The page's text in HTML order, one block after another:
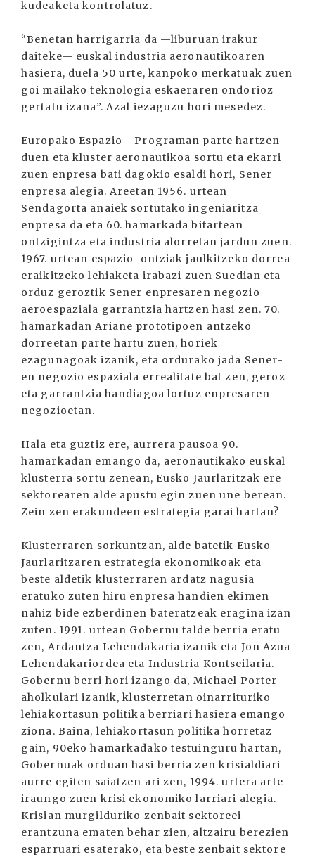
kudeaketa kontrolatuz.
“Benetan harrigarria da —liburuan irakur
daiteke— euskal industria aeronautikoaren
hasiera, duela 50 urte, kanpoko merkatuak zuen
goi mailako teknologia eskaeraren ondorioz
gertatu izana”. Azal iezaguzu hori mesedez.
Europako Espazio - Programan parte hartzen
duen eta kluster aeronautikoa sortu eta ekarri
zuen enpresa bati dagokio esaldi hori, Sener
enpresa alegia. Areetan 1956. urtean
Sendagorta anaiek sortutako ingeniaritza
enpresa da eta 60. hamarkada bitartean
ontzigintza eta industria alorretan jardun zuen.
1967. urtean espazio-ontziak jaulkitzeko dorrea
eraikitzeko lehiaketa irabazi zuen Suedian eta
orduz geroztik Sener enpresaren negozio
aeroespaziala garrantzia hartzen hasi zen. 70.
hamarkadan Ariane prototipoen antzeko
dorreetan parte hartu zuen, horiek
ezagunagoak izanik, eta ordurako jada Sener-
en negozio espaziala errealitate bat zen, geroz
eta garrantzia handiagoa lortuz enpresaren
negozioetan.
Hala eta guztiz ere, aurrera pausoa 90.
hamarkadan emango da, aeronautikako euskal
klusterra sortu zenean, Eusko Jaurlaritzak ere
sektorearen alde apustu egin zuen une berean.
Zein zen erakundeen estrategia garai hartan?
Klusterraren sorkuntzan, alde batetik Eusko
Jaurlaritzaren estrategia ekonomikoak eta
beste aldetik klusterraren ardatz nagusia
eratuko zuten hiru enpresa handien ekimen
nahiz bide ezberdinen bateratzeak eragina izan
zuten. 1991. urtean Gobernu talde berria eratu
zen, Ardantza Lehendakaria izanik eta Jon Azua
Lehendakariordea eta Industria Kontseilaria.
Gobernu berri hori izango da, Michael Porter
aholkulari izanik, klusterretan oinarrituriko
lehiakortasun politika berriari hasiera emango
ziona. Baina, lehiakortasun politika horretaz
gain, 90eko hamarkadako testuinguru hartan,
Gobernuak orduan hasi berria zen krisialdiari
aurre egiten saiatzen ari zen, 1994. urtera arte
iraungo zuen krisi ekonomiko larriari alegia.
Krisian murgilduriko zenbait sektoreei
erantzuna ematen behar zien, altzairu berezien
esparruari esaterako, eta beste zenbait sektore